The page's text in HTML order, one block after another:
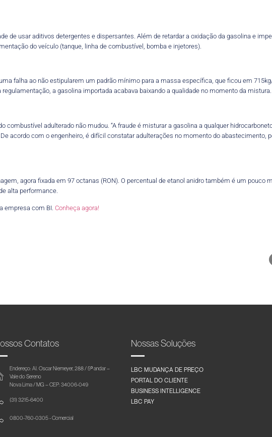
de usar aditivos detergentes e dispersantes. Além de retardar a oxidação da gasolina e
do veículo (tanque, linha de combustível, bomba e injetores).
falha ao não estipularem um padrão mínimo para a massa específica, que ficou em
a gasolina importada acabava baixando a qualidade no momento da mistura.
combustível adulterado não mudou. “A fraude é misturar a gasolina a qualquer
acordo com o engenheiro, é difícil constatar adulterações no momento do abastecimento,
agora fixada em 97 octanas (RON). O percentual de etanol anidro também é um pouco
alta performance.
empresa com BI.Conheça agora!
Contatos
Endereço: Al. Oscar Niemeyer, 288 / 5º andar –
Vale do Sereno
Nova Lima / MG – CEP: 34006-049
(31) 3215-6400
0800-760-0305 - Comercial
Nossas Soluções
LBC MUDANÇA DE PREÇO
PORTAL DO CLIENTE
BUSINESS INTELLIGENCE
LBC PAY